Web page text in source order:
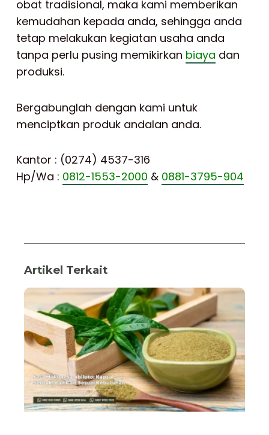
obat tradisional, maka kami memberikan
kemudahan kepada anda, sehingga anda
tetap melakukan kegiatan usaha anda
tanpa perlu pusing memikirkan biaya dan
produksi.
Bergabunglah dengan kami untuk
menciptkan produk andalan anda.
Kantor : (0274) 4537-316
Hp/Wa : 0812-1553-2000 & 0881-3795-904
Artikel Terkait